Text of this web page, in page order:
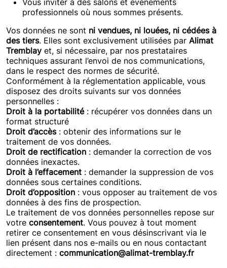
Vous inviter à des salons et événements
professionnels où nous sommes présents.
Vos données ne sont ni vendues, ni louées, ni cédées à
des tiers. Elles sont exclusivement utilisées par Alimat
Tremblay et, si nécessaire, par nos prestataires
techniques assurant l’envoi de nos communications,
dans le respect des normes de sécurité.
Conformément à la réglementation applicable, vous
disposez des droits suivants sur vos données
personnelles :
Droit à la portabilité: récupérer vos données dans un
format structuré
Droit d’accès: obtenir des informations sur le
traitement de vos données.
Droit de rectification : demander la correction de vos
données inexactes.
Droit à l’effacement : demander la suppression de vos
données sous certaines conditions.
Droit d’opposition : vous opposer au traitement de vos
données à des fins de prospection.
Le traitement de vos données personnelles repose sur
votre consentement. Vous pouvez à tout moment
retirer ce consentement en vous désinscrivant via le
lien présent dans nos e-mails ou en nous contactant
directement : communication@alimat-tremblay.fr